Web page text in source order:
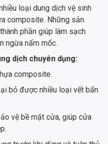
loại dung dịch vệ sinh
composite. Những sản
phần giúp làm sạch
ngừa nấm mốc.
dịch chuyên dụng:
composite.
bỏ được nhiều loại vết bẩn
vệ bề mặt cửa, giúp cửa